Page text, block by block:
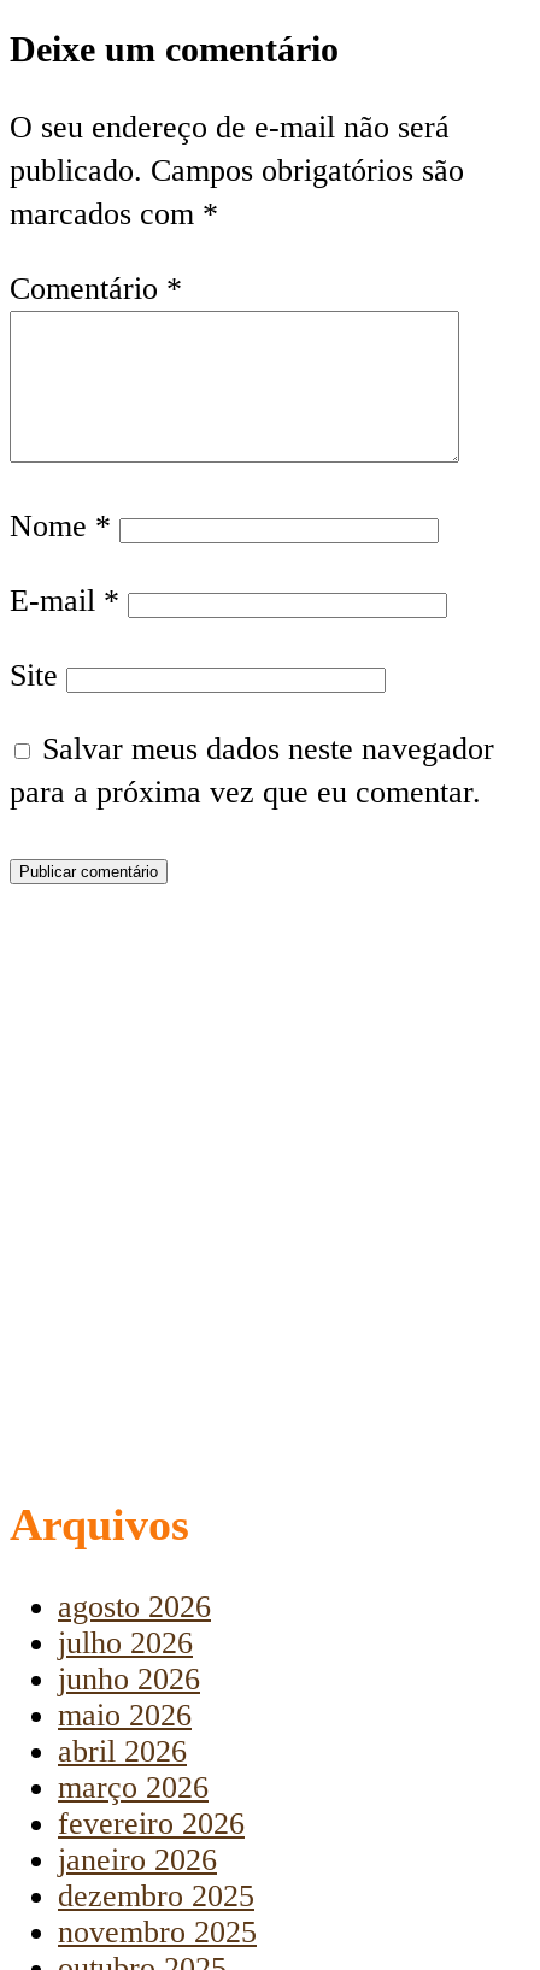
Deixe um comentário
O seu endereço de e-mail não será
publicado. Campos obrigatórios são
marcados com *
Comentário *
Nome *
E-mail *
Site
Salvar meus dados neste navegador
para a próxima vez que eu comentar.
Arquivos
agosto 2026
julho 2026
junho 2026
maio 2026
abril 2026
março 2026
fevereiro 2026
janeiro 2026
dezembro 2025
novembro 2025